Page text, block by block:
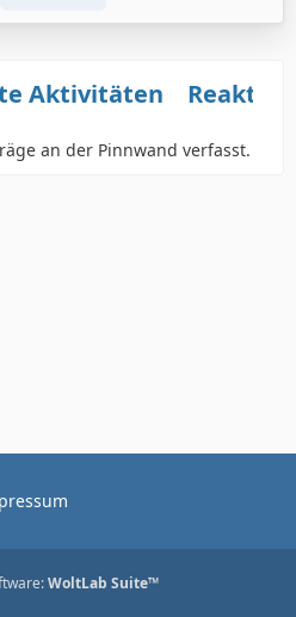
Aktivitäten
an der Pinnwand verfasst.
WoltLab Suite™